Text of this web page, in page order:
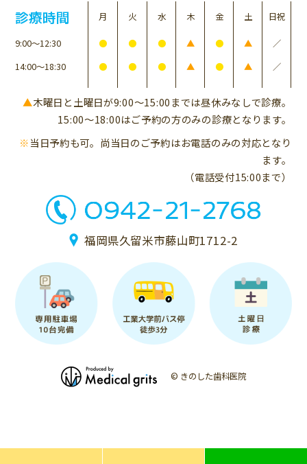
診療時間 月 火 水 木 金 土 日祝
9:00〜12:30 ● ● ● ▲ ● ▲
／
14:00〜18:30
● ● ● ▲ ● ▲ ／
▲木曜日と土曜日が9:00〜15:00までは昼休みなしで診療。
15:00〜18:00はご予約の方のみの診療となります。
※当日予約も可。尚当日のご予約はお電話のみの対応となり
ます。
（電話受付15:00まで）
福岡県久留米市藤山町1712-2
© きのした歯科医院